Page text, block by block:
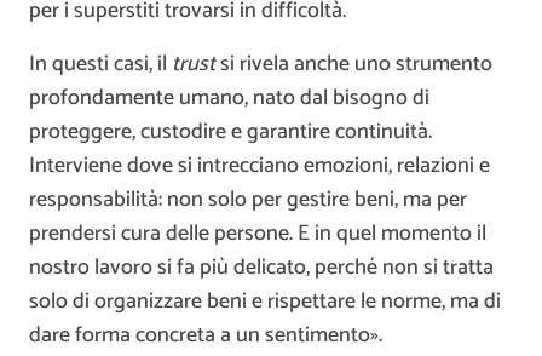
per i superstiti trovarsi in difficoltà.
In questi casi, il trustsi rivela anche uno strumento
profondamente umano, nato dal bisogno di
proteggere, custodire e garantire continuità.
Interviene dove si intrecciano emozioni, relazioni e
responsabilità: non solo per gestire beni, ma per
prendersi cura delle persone. E in quel momento il
nostro lavoro si fa più delicato, perché non si tratta
solo di organizzare beni e rispettare le norme, ma di
dare forma concreta a un sentimento».